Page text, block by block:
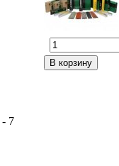
- 7